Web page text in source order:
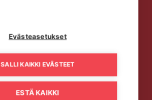
Evästeasetukset
SALLI KAIKKI EVÄSTEET
ESTÄ KAIKKI